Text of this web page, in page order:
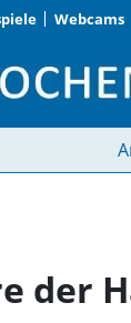
Webcams
der